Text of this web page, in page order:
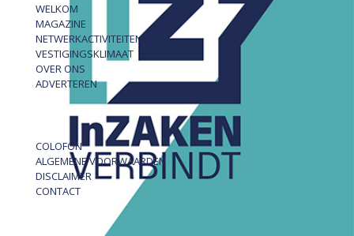
WELKOM
MAGAZINE
NETWERKACTIVITEITEN
VESTIGINGSKLIMAAT
OVER ONS
ADVERTEREN
COLOFON
ALGEMENE VOORWAARDEN
DISCLAIMER
CONTACT